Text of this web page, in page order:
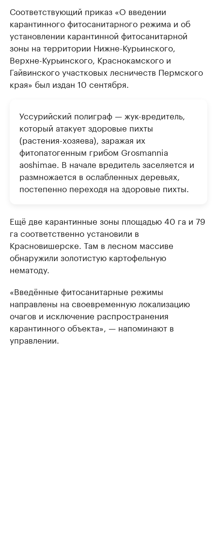
Соответствующий приказ «О введении
карантинного фитосанитарного режима и об
установлении карантинной фитосанитарной
зоны на территории Нижне-Курьинского,
Верхне-Курьинского, Краснокамского и
Гайвинского участковых лесничеств Пермского
края» был издан 10 сентября.
Уссурийский полиграф — жук-вредитель,
который атакует здоровые пихты
(растения-хозяева), заражая их
фитопатогенным грибом Grosmanniа
aoshimaе. В начале вредитель заселяется и
размножается в ослабленных деревьях,
постепенно переходя на здоровые пихты.
Ещё две карантинные зоны площадью 40 га и 79
га соответственно установили в
Красновишерске. Там в лесном массиве
обнаружили золотистую картофельную
нематоду.
«Введённые фитосанитарные режимы
направлены на своевременную локализацию
очагов и исключение распространения
карантинного объекта», — напоминают в
управлении.